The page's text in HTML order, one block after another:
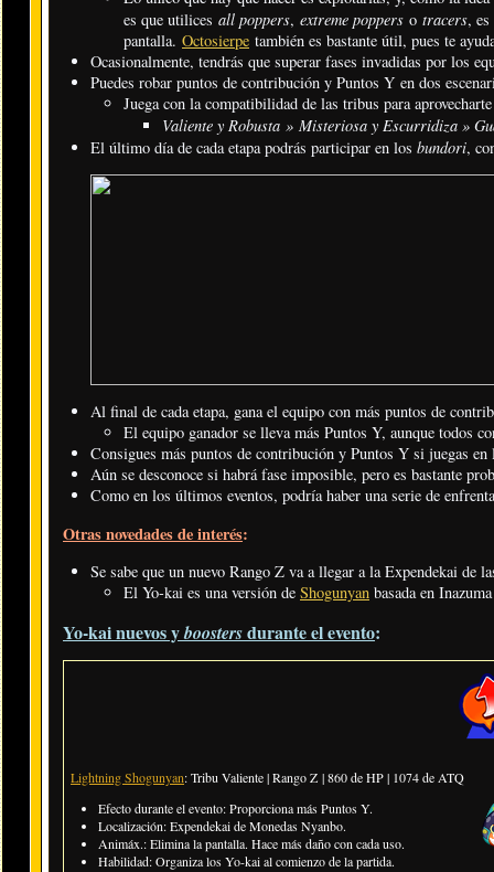
es que utilices all poppers, extreme poppers o tracers,
pantalla. Octosierpe también es bastante útil, pues te
Ocasionalmente, tendrás que superar fases invadidas por los
Puedes robar puntos de contribución y Puntos Y en dos
Juega con la compatibilidad de las tribus para
Valiente y Robusta » Misteriosa y Escurridiza »
El último día de cada etapa podrás participar en los bundori,
Al final de cada etapa, gana el equipo con más puntos de
El equipo ganador se lleva más Puntos Y, aunque todos
Consigues más puntos de contribución y Puntos Y si juegas
Aún se desconoce si habrá fase imposible, pero es bastante
Como en los últimos eventos, podría haber una serie de
Otras novedades de interés:
Se sabe que un nuevo Rango Z va a llegar a la Expendekai
El Yo-kai es una versión de Shogunyan basada en
Yo-kai nuevos yboostersdurante el evento:
Lightning Shogunyan: Tribu Valiente | Rango Z | 860 de HP | 1074 de ATQ
Efecto durante el evento: Proporciona más Puntos Y.
Localización: Expendekai de Monedas Nyanbo.
Animáx.: Elimina la pantalla. Hace más daño con cada uso.
Habilidad: Organiza los Yo-kai al comienzo de la partida.